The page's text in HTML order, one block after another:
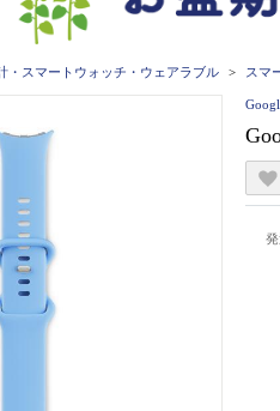
・スマートウォッチ・ウェアラブル スマ
発